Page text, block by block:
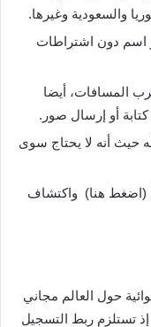
والسعودية وغيرها.
اسم دون اشتراطات
المسافات، أيضا
أو إرسال صور.
حيث أنه لا يحتاج سوى
(اضغط هنا) واكتشاف
حول العالم مجاني
تستلزم ربط التسجيل